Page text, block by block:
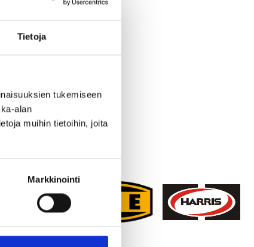
Tietoja
tukemiseen
alan
muihin tietoihin, joita
Markkinointi